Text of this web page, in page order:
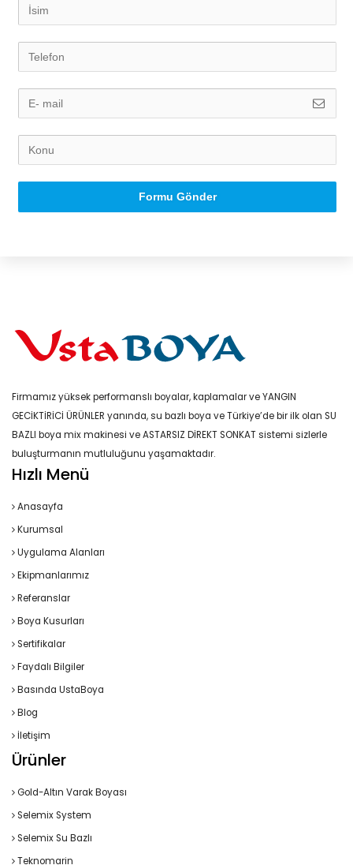
Formu Gönder
Firmamız yüksek performanslı boyalar, kaplamalar ve YANGIN
GECİKTİRİCİ ÜRÜNLER yanında, su bazlı boya ve Türkiye’de bir ilk olan SU
BAZLI boya mix makinesi ve ASTARSIZ DİREKT SONKAT sistemi sizlerle
buluşturmanın mutluluğunu yaşamaktadır.
Hızlı Menü
Anasayfa
Kurumsal
Uygulama Alanları
Ekipmanlarımız
Referanslar
Boya Kusurları
Sertifikalar
Faydalı Bilgiler
Basında UstaBoya
Blog
İletişim
Ürünler
Gold-Altın Varak Boyası
Selemix System
Selemix Su Bazlı
Teknomarin